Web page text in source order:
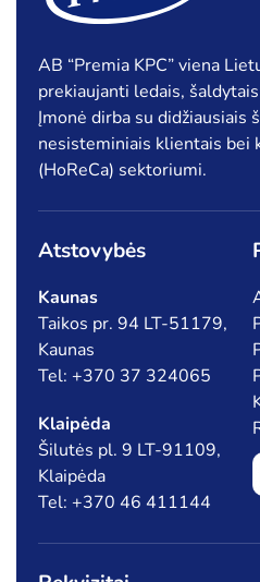
AB “Premia KPC” viena
prekiaujanti ledais,
Įmonė dirba su didžiausiais
nesisteminiais klientais bei
(HoReCa) sektoriumi.
Atstovybės
Kaunas
Taikos pr. 94 LT-51179,
Kaunas
Tel: +370 37 324065
Klaipėda
Šilutės pl. 9 LT-91109,
Klaipėda
Tel: +370 46 411144